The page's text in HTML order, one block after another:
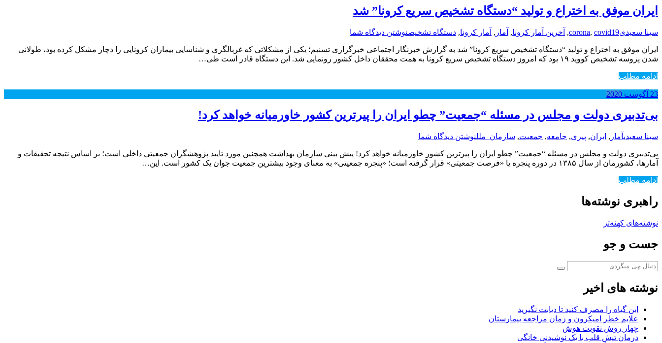
ایران موفق به اختراع و تولید “دستگاه تشخیص سریع کرونا” شد
سینا سعیدی corona, covid19
, آخرین آمار کرونا, آمار , آمار کرونا, دستگاه تشخیصنوشتن دیدگاه شما
ایران موفق به اختراع و تولید “دستگاه تشخیص سریع کرونا” شد به گزارش خبرنگار اجتماعی خبرگزاری تسنیم؛ یکی از مشکلاتی که غربالگری و شناسایی بیماران کرونایی را دچار مشکل کرده بود، طولانی
شدن پروسه تشخیص کووید ۱۹ بود که امروز دستگاه تشخیص سریع کرونا به همت محققان داخل کشور رونمایی شد. این دستگاه قادر است طی…
ادامه مطلب
23 آگوست 2020
بی‌تدبیری دولت و مجلس در مسئله “جمعیت” چطو ایران را پیرترین کشور خاورمیانه خواهد کرد!
سینا سعیدیآمار , ایران, پیری, جامعه, جمعیت, سازمان_مللنوشتن دیدگاه شما
بی‌تدبیری دولت و مجلس در مسئله “جمعیت” چطو ایران را پیرترین کشور خاورمیانه خواهد کرد! پیش بینی سازمان بهداشت همچنین مورد تایید پژوهشگران جمعیتی داخلی است؛ بر اساس نتیجه تحقیقات و
آمارها، کشورمان از سال ۱۳۸۵ در دوره پنجره یا «فرصت جمعیتی» قرار گرفته است؛ «پنجره جمعیتی» به معنای وجود بیشترین جمعیت جوان یک کشور است. این…
ادامه مطلب
راهبری نوشته‌ها
نوشته‌های کهنه‌تر
جست و جو
نوشته های اخیر
این گیاه را مصرف کنید تا دیابت نگیرید
علایم خطر امیکرون و زمان مراجعه بیمارستان
چهار روش تقویت هوش
درمان تپش قلب با یک نوشیدنی خانگی